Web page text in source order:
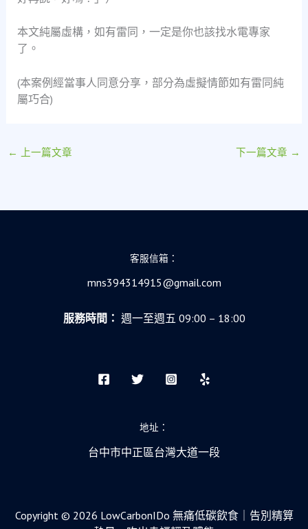
本文純屬虛構，如有雷同，一定是你也該找水電專家
了。
(本案例經當事人同意分享，部分為虛擬情節如有雷同純
屬巧合)
← 上一篇文章 下一篇文章 →
客服信箱：
mns394314915@gmail.com
服務時間： 週一至週五 09:00 – 18:00
地址：
台中市中正區台灣大道一段
Copyright © 2026 LowCarbonIDo 無痛低碳飲食｜告別精算